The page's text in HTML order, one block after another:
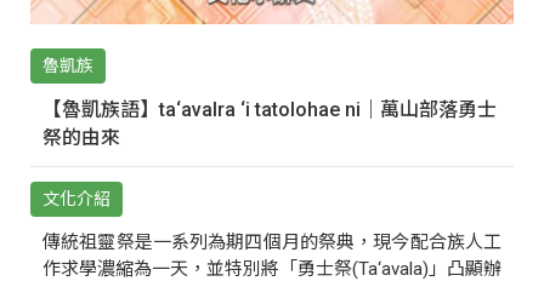
魯凱族
【魯凱族語】ta‘avalra ‘i tatolohae ni｜萬山部落勇士
祭的由來
文化介紹
傳統祖靈祭是一系列為期四個月的祭典，現今配合族人工
作求學濃縮為一天，並特別將「勇士祭(Ta‘avala)」凸顯辦